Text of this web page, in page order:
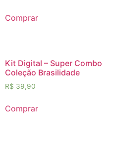
Comprar
Kit Digital – Super Combo
Coleção Brasilidade
R$ 39,90
Comprar